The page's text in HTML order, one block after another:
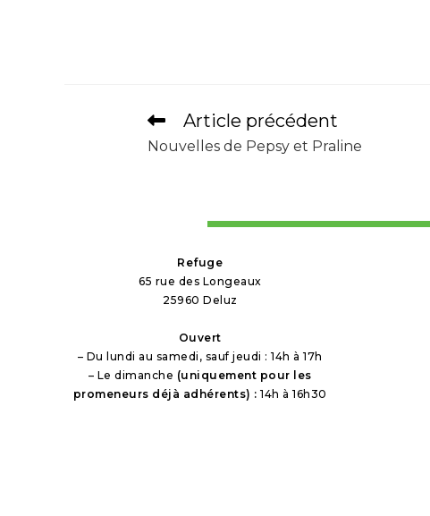
Article précédent
Nouvelles de Pepsy et Praline
Refuge
65 rue des Longeaux
25960 Deluz
Ouvert
– Du lundi au samedi, sauf jeudi : 14h à 17h
– Le dimanche (uniquement pour les
promeneurs déjà adhérents) :14h à 16h30